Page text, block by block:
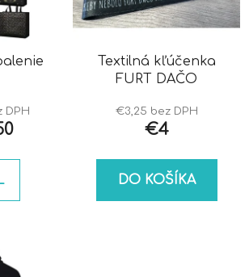
DPH
Textilná kľúčenka
FURT DAČO
€3,25 bez DPH
€4
DO KOŠÍKA